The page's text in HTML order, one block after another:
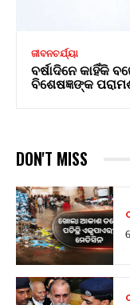
ଜୀବନଚର୍ଯ୍ୟା
ବର୍ଷାଦିନେ କାହିଁକି
ବିଶେଷଜ୍ଞଙ୍କ
DON'T MISS